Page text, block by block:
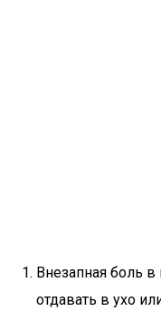
Внезапная боль в
отдавать в ухо